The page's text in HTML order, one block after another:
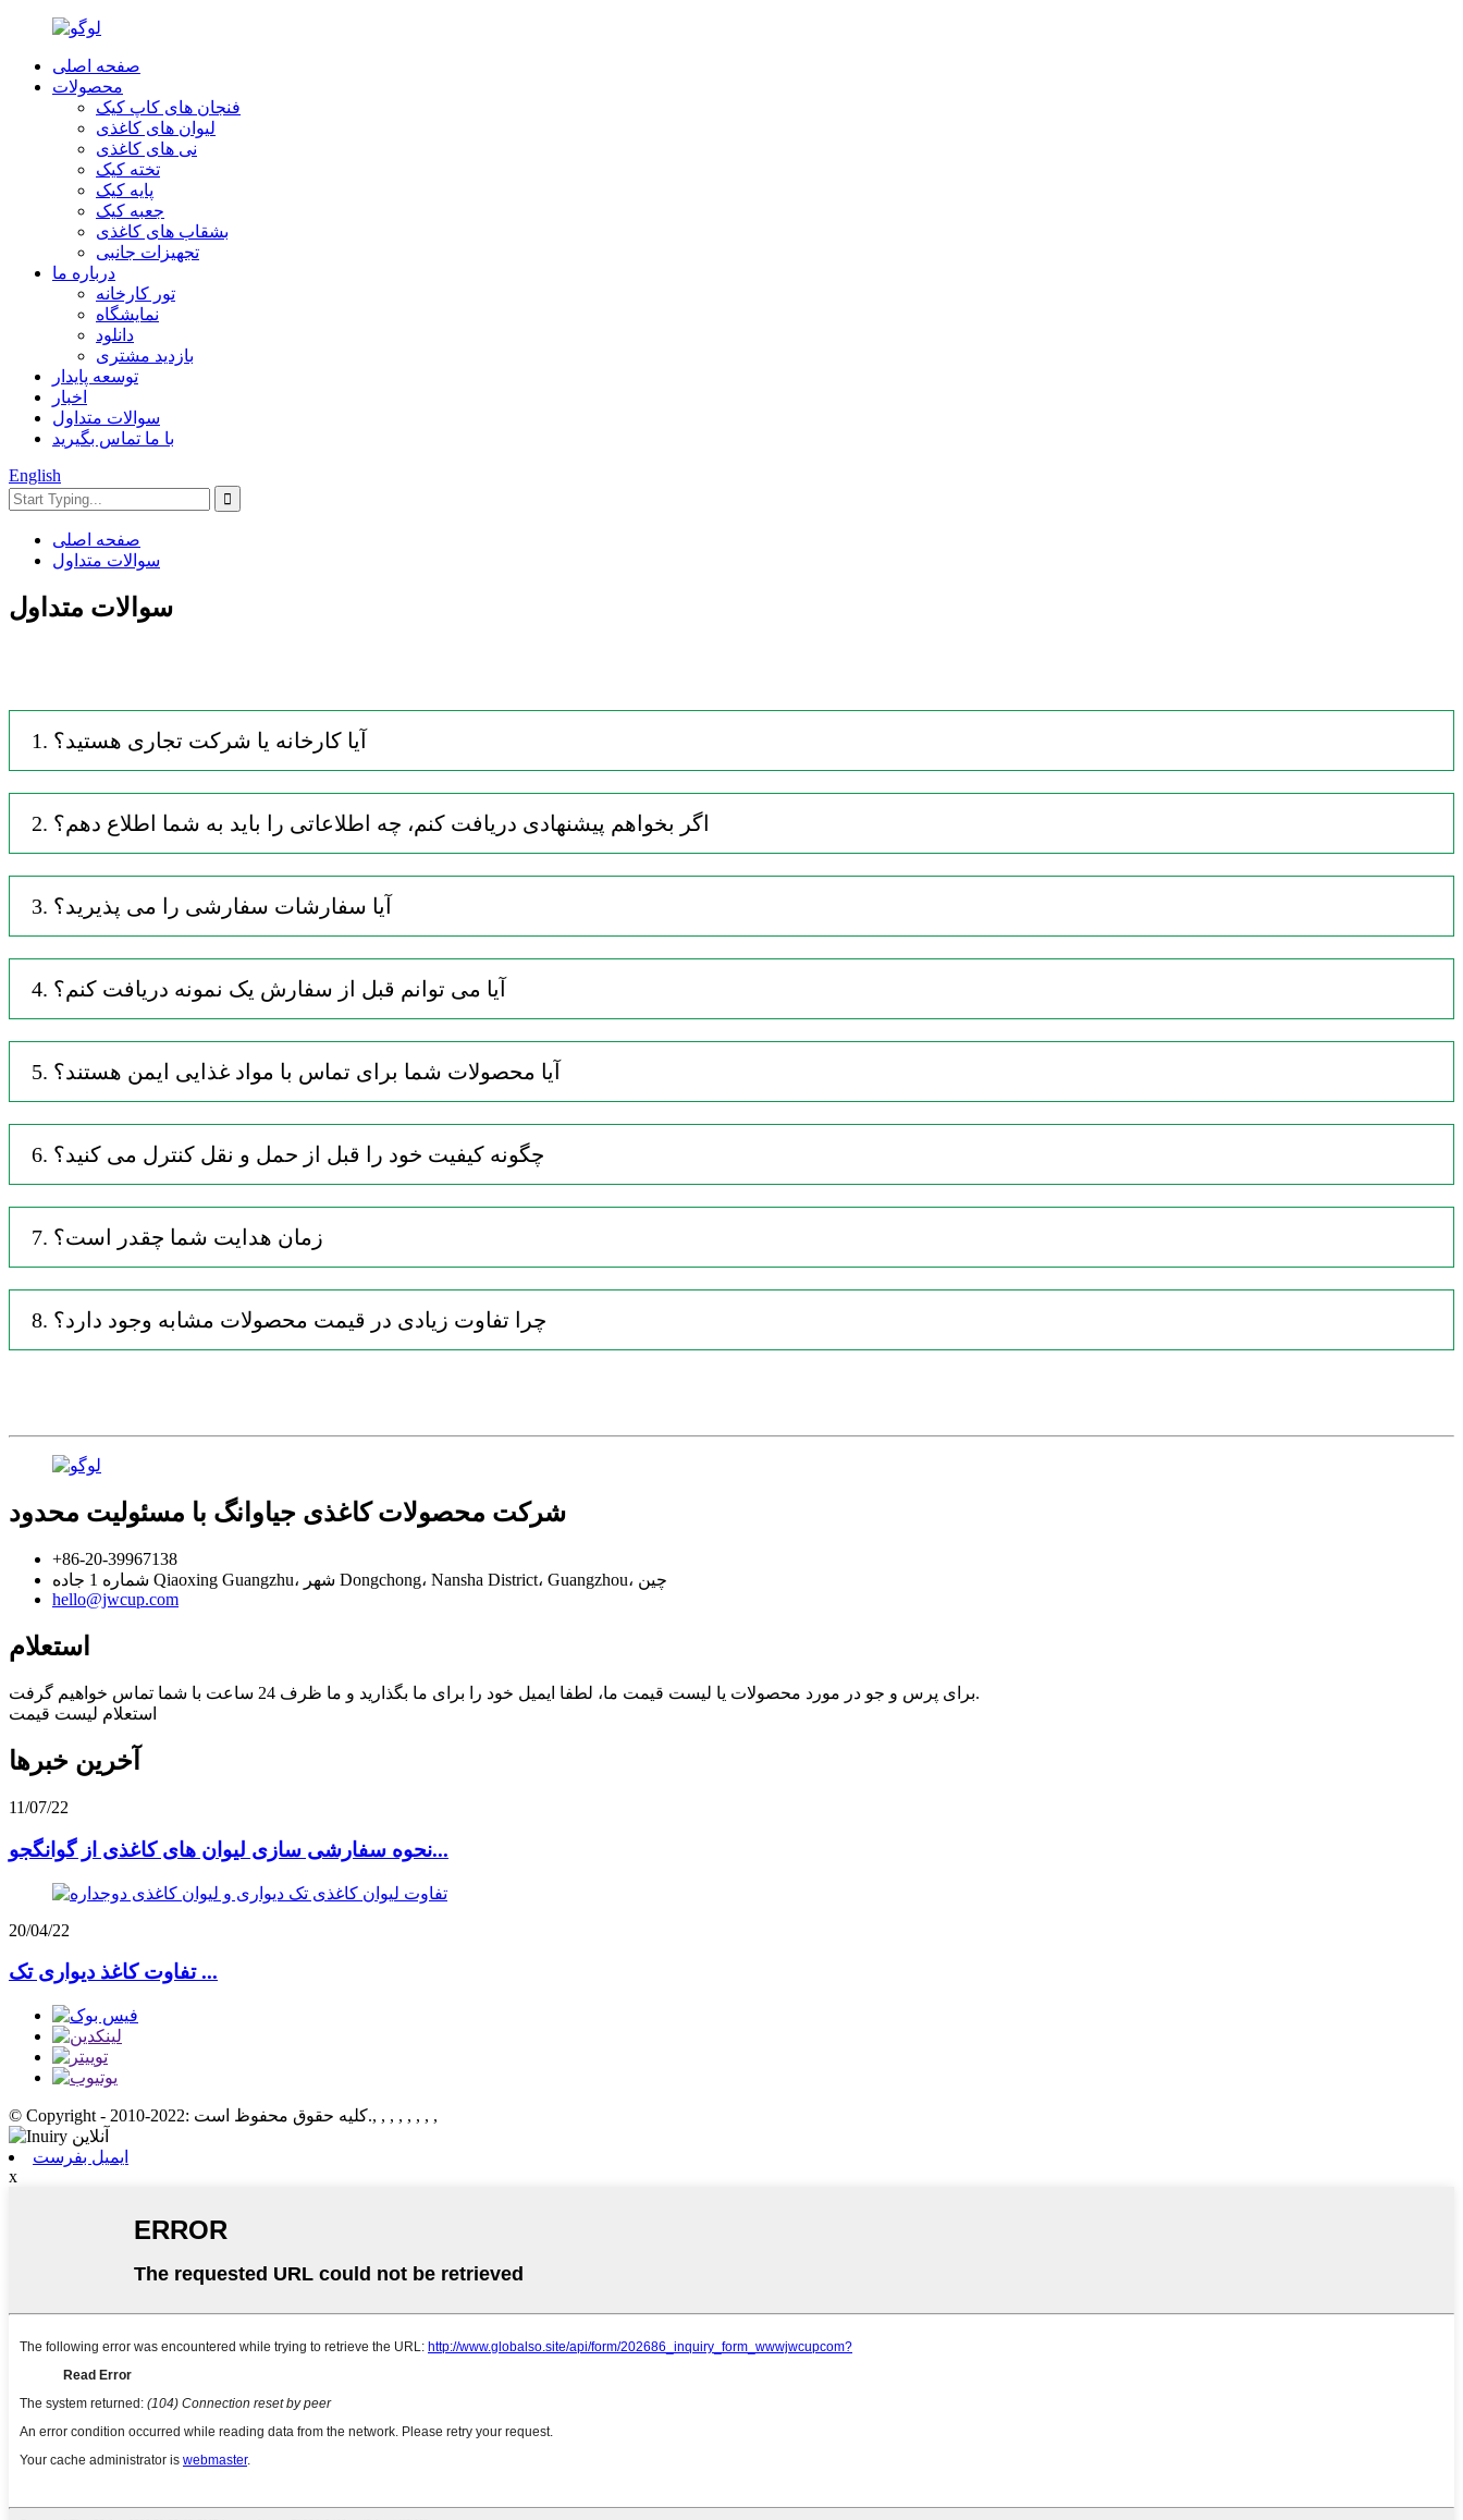
صفحه اصلی
محصولات
فنجان های کاپ کیک
لیوان های کاغذی
نی های کاغذی
تخته کیک
پایه کیک
جعبه کیک
بشقاب های کاغذی
تجهیزات جانبی
درباره ما
تور کارخانه
نمایشگاه
دانلود
بازدید مشتری
توسعه پایدار
اخبار
سوالات متداول
با ما تماس بگیرید
English
صفحه اصلی
سوالات متداول
سوالات متداول
1. آیا کارخانه یا شرکت تجاری هستید؟
2. اگر بخواهم پیشنهادی دریافت کنم، چه اطلاعاتی را باید به شما اطلاع دهم؟
3. آیا سفارشات سفارشی را می پذیرید؟
4. آیا می توانم قبل از سفارش یک نمونه دریافت کنم؟
5. آیا محصولات شما برای تماس با مواد غذایی ایمن هستند؟
6. چگونه کیفیت خود را قبل از حمل و نقل کنترل می کنید؟
7. زمان هدایت شما چقدر است؟
8. چرا تفاوت زیادی در قیمت محصولات مشابه وجود دارد؟
شرکت محصولات کاغذی جیاوانگ با مسئولیت محدود
+86-20-39967138
شماره 1 جاده Qiaoxing Guangzhu، شهر Dongchong، Nansha District، Guangzhou، چین
hello@jwcup.com
استعلام
برای پرس و جو در مورد محصولات یا لیست قیمت ما، لطفا ایمیل خود را برای ما بگذارید و ما ظرف 24 ساعت با شما تماس خواهیم گرفت.
استعلام لیست قیمت
آخرین خبرها
11/07/22
نحوه سفارشی سازی لیوان های کاغذی از گوانگجو...
20/04/22
تفاوت کاغذ دیواری تک ...
© Copyright - 2010-2022: کلیه حقوق محفوظ است., , , , , , , ,
ایمیل بفرست
x